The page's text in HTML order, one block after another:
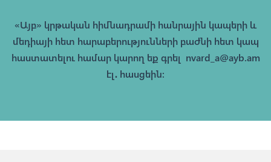
«Այբ» կրթական հիմնադրամի հանրային կապերի և
մեդիայի հետ հարաբերությունների բաժնի հետ կապ
հաստատելու համար կարող եք գրել nvard_a@ayb.am
էլ․ հասցեին։